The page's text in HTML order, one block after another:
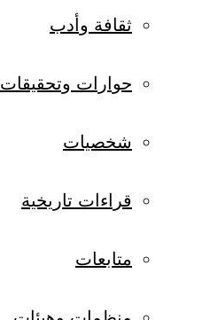
ثقافة وأدب
حوارات وتحقيقات
شخصيات
قراءات تاريخية
متابعات